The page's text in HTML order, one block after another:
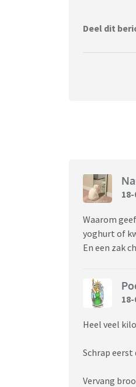
die alleen
wil een
Deel dit
Waarom
yoghurt of
En een zak
Heel veel
Schrap
Vervang